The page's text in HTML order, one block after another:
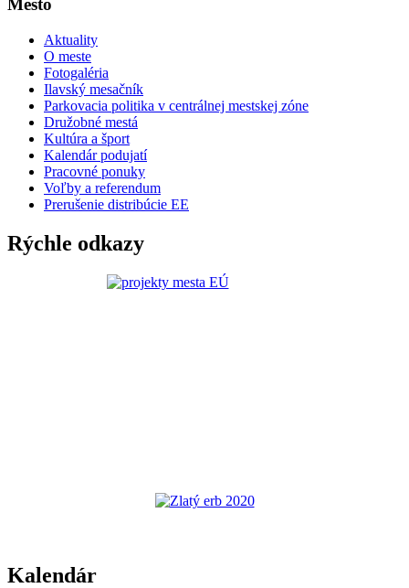
Mesto
Aktuality
O meste
Fotogaléria
Ilavský mesačník
Parkovacia politika v centrálnej mestskej zóne
Družobné mestá
Kultúra a šport
Kalendár podujatí
Pracovné ponuky
Voľby a referendum
Prerušenie distribúcie EE
Rýchle odkazy
Kalendár